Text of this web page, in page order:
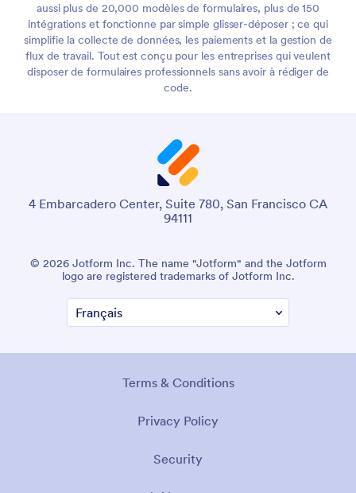
aussi plus de 20,000 modèles de formulaires, plus de 150
intégrations et fonctionne par simple glisser-déposer ; ce qui
simplifie la collecte de données, les paiements et la gestion de
flux de travail. Tout est conçu pour les entreprises qui veulent
disposer de formulaires professionnels sans avoir à rédiger de
code.
4 Embarcadero Center, Suite 780, San Francisco CA
94111
© 2026 Jotform Inc. The name "Jotform" and the Jotform
logo are registered trademarks of Jotform Inc.
Terms & Conditions
Privacy Policy
Security